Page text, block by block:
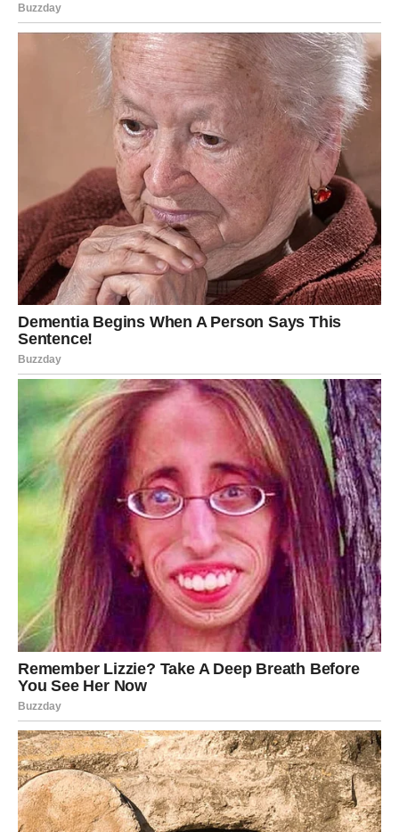
velikih promjena.
Jer ovakvu sreću i ovakav novac zaista niste očekivali, ali
sudbina vam ih svejedno donosi.